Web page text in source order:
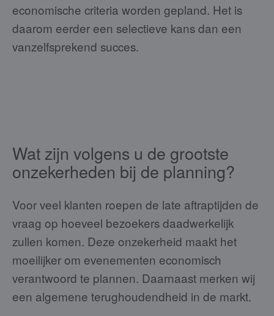
economische criteria worden gepland. Het is
daarom eerder een selectieve kans dan een
vanzelfsprekend succes.
Wat zijn volgens u de grootste
onzekerheden bij de planning?
Voor veel klanten roepen de late aftraptijden de
vraag op hoeveel bezoekers daadwerkelijk
zullen komen. Deze onzekerheid maakt het
moeilijker om evenementen economisch
verantwoord te plannen. Daarnaast merken wij
een algemene terughoudendheid in de markt.